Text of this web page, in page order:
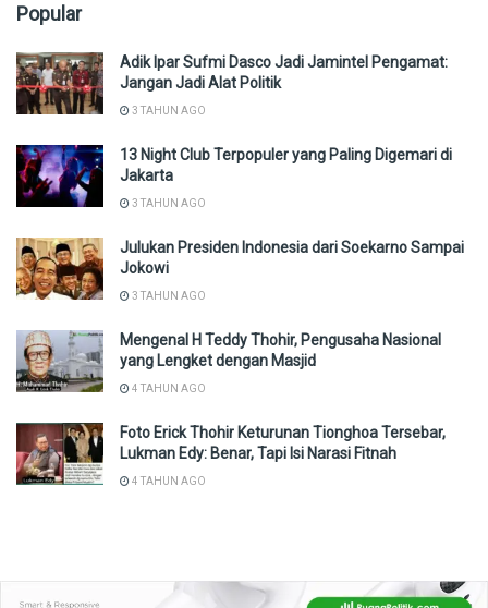
Popular
Adik Ipar Sufmi Dasco Jadi Jamintel Pengamat:
Jangan Jadi Alat Politik
3 TAHUN AGO
13 Night Club Terpopuler yang Paling Digemari di
Jakarta
3 TAHUN AGO
Julukan Presiden Indonesia dari Soekarno Sampai
Jokowi
3 TAHUN AGO
Mengenal H Teddy Thohir, Pengusaha Nasional
yang Lengket dengan Masjid
4 TAHUN AGO
Foto Erick Thohir Keturunan Tionghoa Tersebar,
Lukman Edy: Benar, Tapi Isi Narasi Fitnah
4 TAHUN AGO